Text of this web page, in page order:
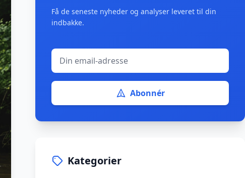
Få de seneste nyheder og analyser leveret til din
indbakke.
Abonnér
Kategorier